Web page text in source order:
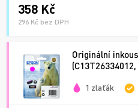
358 Kč
296 Kč bez DPH
Originální
1 zlaťák